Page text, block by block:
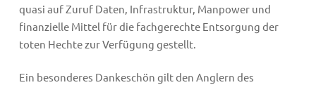
quasi auf Zuruf Daten, Infrastruktur, Manpower und
finanzielle Mittel für die fachgerechte Entsorgung der
toten Hechte zur Verfügung gestellt.
Ein besonderes Dankeschön gilt den Anglern des